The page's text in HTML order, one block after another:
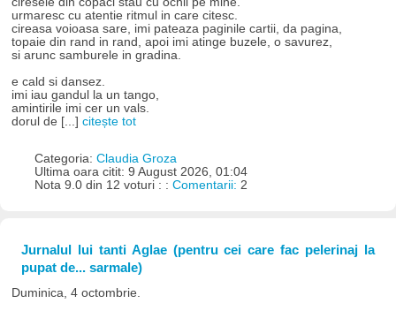
urmaresc cu atentie ritmul in care citesc.
cireasa voioasa sare, imi pateaza paginile cartii, da pagina,
topaie din rand in rand, apoi imi atinge buzele, o savurez,
si arunc samburele in gradina.
e cald si dansez.
imi iau gandul la un tango,
amintirile imi cer un vals.
dorul de [...]citește tot
Categoria: Claudia Groza
Ultima oara citit: 9 August 2026, 01:04
Nota 9.0 din 12 voturi : : Comentarii: 2
Jurnalul lui tanti Aglae (pentru cei care fac pelerinaj la
pupat de... sarmale)
Duminica, 4 octombrie.